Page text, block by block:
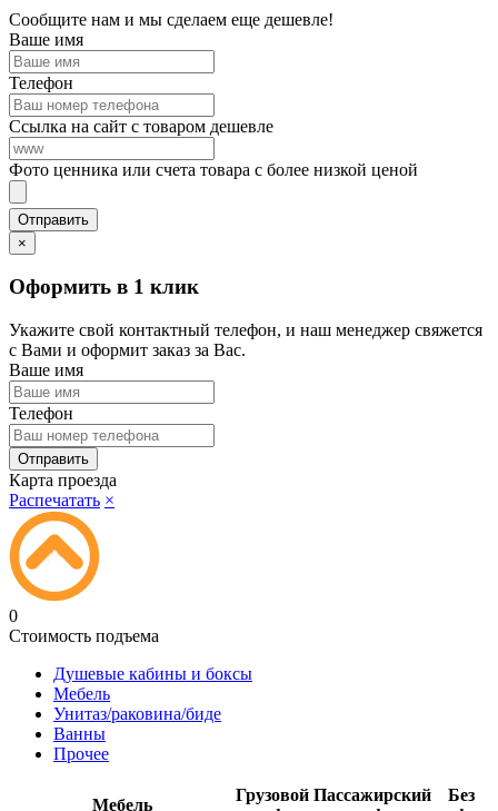
Сообщите нам и мы сделаем еще дешевле!
Ваше имя
Телефон
Ссылка на сайт с товаром дешевле
Фото ценника или счета товара с более низкой ценой
×
Оформить в 1 клик
Укажите свой контактный телефон, и наш менеджер свяжется
с Вами и оформит заказ за Вас.
Ваше имя
Телефон
Карта проезда
Распечатать ×
0
Стоимость подъема
Душевые кабины и боксы
Мебель
Унитаз/раковина/биде
Ванны
Прочее
Мебель
Грузовой Пассажирский
Без